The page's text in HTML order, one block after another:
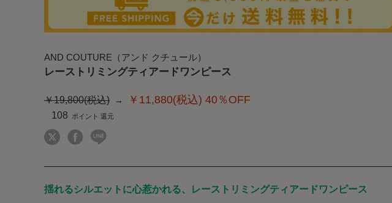
AND COUTURE（アンド クチュール）
レーストリミングティアードワンピース
￥19,800(税込) ￥11,880(税込) 40％OFF
108
揺れるシルエットに心惹かれる、レーストリミングティアードワンピース